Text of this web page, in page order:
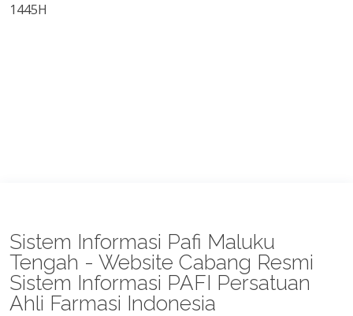
1445H
Sistem Informasi Pafi Maluku
Tengah - Website Cabang Resmi
Sistem Informasi PAFI Persatuan
Ahli Farmasi Indonesia